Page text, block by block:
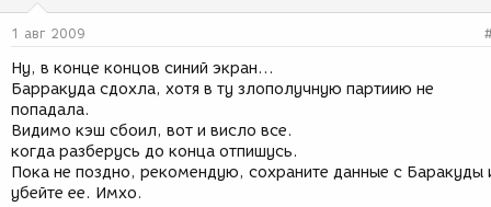
1 авг 2009
Ну, в конце концов синий экран...
Барракуда сдохла, хотя в ту злополучную партиию не
попадала.
Видимо кэш сбоил, вот и висло все.
когда разберусь до конца отпишусь.
Пока не поздно, рекомендую, сохраните данные с Баракуды
убейте ее. Имхо.